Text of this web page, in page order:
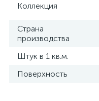
Коллекция
Страна
производства
Штук в 1 кв.м.
Поверхность